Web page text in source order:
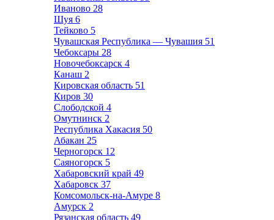
Иваново 28
Шуя 6
Тейково 5
Чувашская Республика — Чувашия 51
Чебоксары 28
Новочебоксарск 4
Канаш 2
Кировская область 51
Киров 30
Слободской 4
Омутнинск 2
Республика Хакасия 50
Абакан 25
Черногорск 12
Саяногорск 5
Хабаровский край 49
Хабаровск 37
Комсомольск-на-Амуре 8
Амурск 2
Рязанская область 49